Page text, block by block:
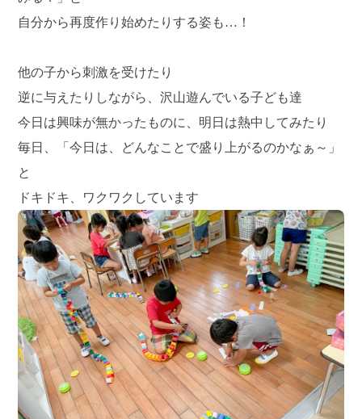
自分から再度作り始めたりする姿も…！
他の子から刺激を受けたり
逆に与えたりしながら、沢山遊んでいる子ども達
今日は興味が無かったものに、明日は熱中してみたり
毎日、「今日は、どんなことで盛り上がるのかなぁ～」
と
ドキドキ、ワクワクしています